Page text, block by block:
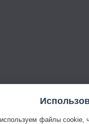
файлы cookie,